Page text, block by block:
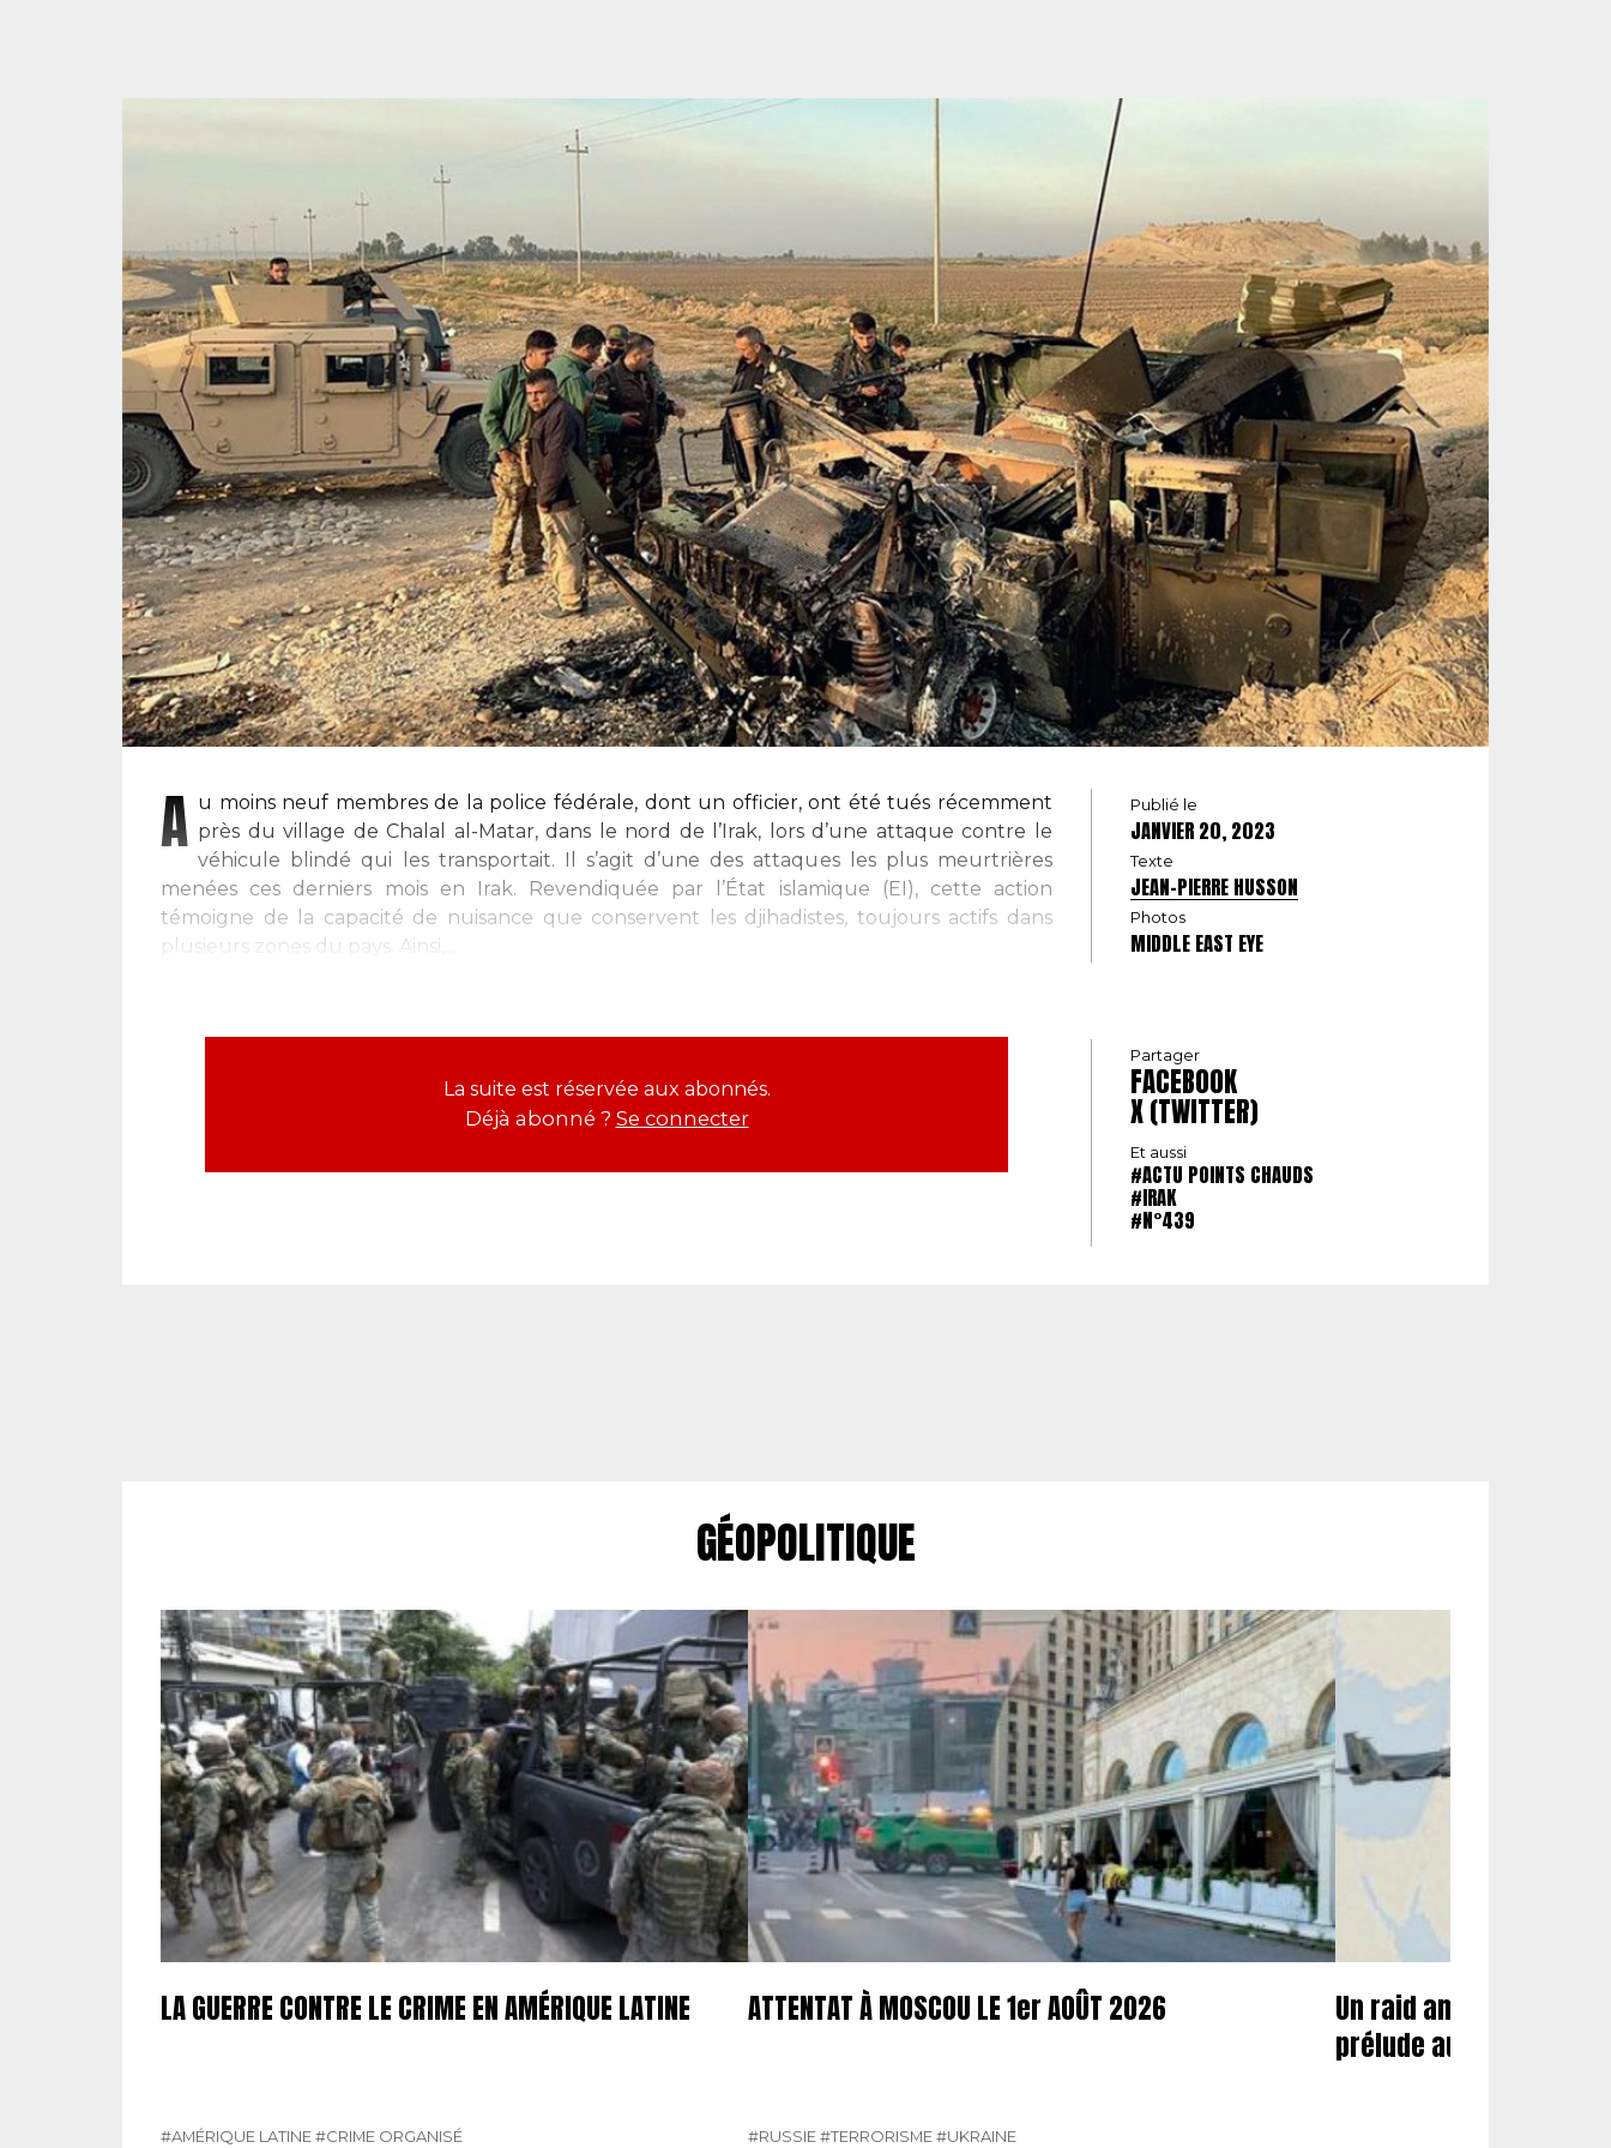
A u moins neuf membres de la police fédérale, dont un officier, ont été tués récemment
près du village de Chalal al-Matar, dans le nord de l’Irak, lors d’une attaque contre le
véhicule blindé qui les transportait. Il s’agit d’une des attaques les plus meurtrières
menées ces derniers mois en Irak. Revendiquée par l’État islamique (EI), cette action
témoigne de la capacité de nuisance que conservent les djihadistes, toujours actifs dans
plusieurs zones du pays. Ainsi,...
La suite est réservée aux abonnés.
Déjà abonné ? Se connecter
Publié le
JANVIER 20, 2023
Texte
JEAN-PIERRE HUSSON
Photos
MIDDLE EAST EYE
Partager
FACEBOOK
X (TWITTER)
Et aussi
#ACTU POINTS CHAUDS
#IRAK
#N°439
GÉOPOLITIQUE
LA GUERRE CONTRE LE CRIME EN AMÉRIQUE LATINE
#AMÉRIQUE LATINE#CRIME ORGANISÉ
ATTENTAT À MOSCOU LE 1er AOÛT 2026
#RUSSIE#TERRORISME#UKRAINE
Un raid américano-
prélude aux nouvelles